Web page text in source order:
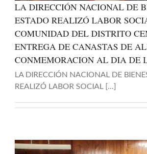
LA DIRECCIÓN NACIONAL DE
ESTADO REALIZÓ LABOR
COMUNIDAD DEL DISTRITO
ENTREGA DE CANASTAS DE
CONMEMORACION AL DIA DE
LA DIRECCIÓN NACIONAL DE
REALIZÓ LABOR SOCIAL […]